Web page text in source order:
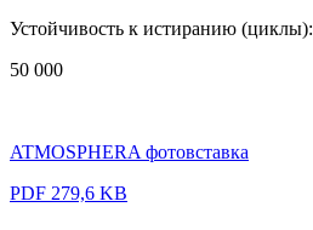
Устойчивость к истиранию (циклы):
50 000
ATMOSPHERA фотовставка
PDF 279,6 KB